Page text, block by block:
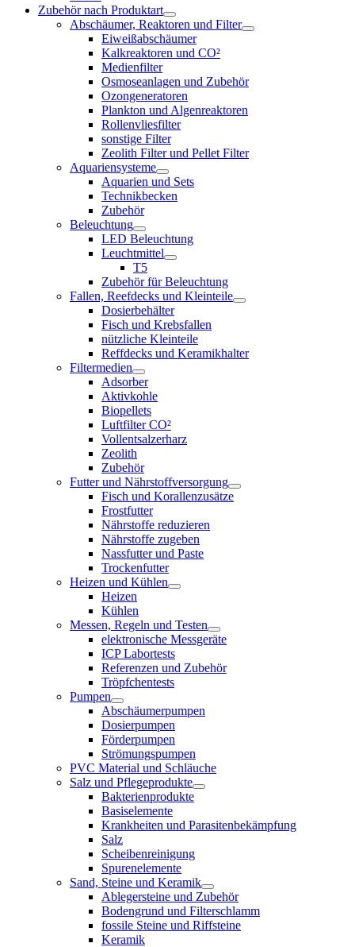
Zubehör nach Produktart
Abschäumer, Reaktoren und Filter
Eiweißabschäumer
Kalkreaktoren und CO²
Medienfilter
Osmoseanlagen und Zubehör
Ozongeneratoren
Plankton und Algenreaktoren
Rollenvliesfilter
sonstige Filter
Zeolith Filter und Pellet Filter
Aquariensysteme
Aquarien und Sets
Technikbecken
Zubehör
Beleuchtung
LED Beleuchtung
Leuchtmittel
T5
Zubehör für Beleuchtung
Fallen, Reefdecks und Kleinteile
Dosierbehälter
Fisch und Krebsfallen
nützliche Kleinteile
Reffdecks und Keramikhalter
Filtermedien
Adsorber
Aktivkohle
Biopellets
Luftfilter CO²
Vollentsalzerharz
Zeolith
Zubehör
Futter und Nährstoffversorgung
Fisch und Korallenzusätze
Frostfutter
Nährstoffe reduzieren
Nährstoffe zugeben
Nassfutter und Paste
Trockenfutter
Heizen und Kühlen
Heizen
Kühlen
Messen, Regeln und Testen
elektronische Messgeräte
ICP Labortests
Referenzen und Zubehör
Tröpfchentests
Pumpen
Abschäumerpumpen
Dosierpumpen
Förderpumpen
Strömungspumpen
PVC Material und Schläuche
Salz und Pflegeprodukte
Bakterienprodukte
Basiselemente
Krankheiten und Parasitenbekämpfung
Salz
Scheibenreinigung
Spurenelemente
Sand, Steine und Keramik
Ablegersteine und Zubehör
Bodengrund und Filterschlamm
fossile Steine und Riffsteine
Keramik